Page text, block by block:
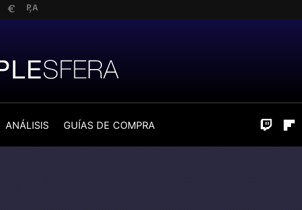
ANÁLISIS GUÍAS DE COMPRA Twitch